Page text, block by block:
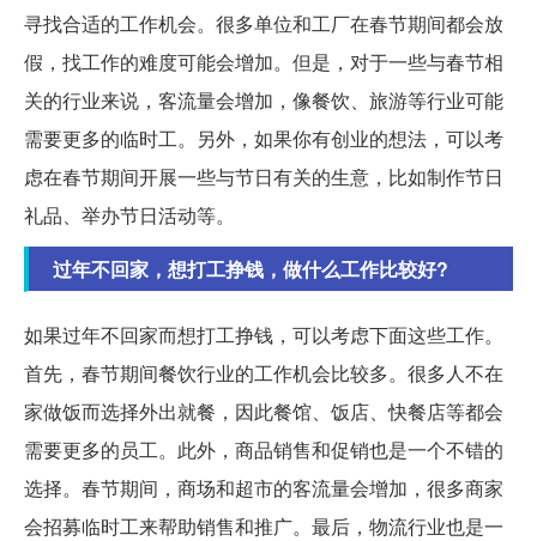
寻找合适的工作机会。很多单位和工厂在春节期间都会放
假，找工作的难度可能会增加。但是，对于一些与春节相
关的行业来说，客流量会增加，像餐饮、旅游等行业可能
需要更多的临时工。另外，如果你有创业的想法，可以考
虑在春节期间开展一些与节日有关的生意，比如制作节日
礼品、举办节日活动等。
过年不回家，想打工挣钱，做什么工作比较好?
如果过年不回家而想打工挣钱，可以考虑下面这些工作。
首先，春节期间餐饮行业的工作机会比较多。很多人不在
家做饭而选择外出就餐，因此餐馆、饭店、快餐店等都会
需要更多的员工。此外，商品销售和促销也是一个不错的
选择。春节期间，商场和超市的客流量会增加，很多商家
会招募临时工来帮助销售和推广。最后，物流行业也是一